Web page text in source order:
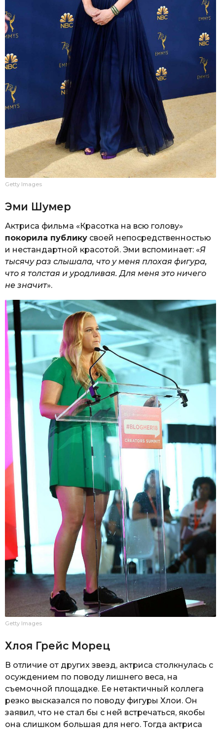
Getty Images
Эми Шумер
Актриса фильма «Красотка на всю голову»
покорила публику своей непосредственностью
и нестандартной красотой. Эми вспоминает: «Я
тысячу раз слышала, что у меня плохая фигура,
что я толстая и уродливая. Для меня это ничего
не значит».
Getty Images
Хлоя Грейс Морец
В отличие от других звезд, актриса столкнулась с
осуждением по поводу лишнего веса, на
съемочной площадке. Ее нетактичный коллега
резко высказался по поводу фигуры Хлои. Он
заявил, что не стал бы с ней встречаться, якобы
она слишком большая для него. Тогда актриса